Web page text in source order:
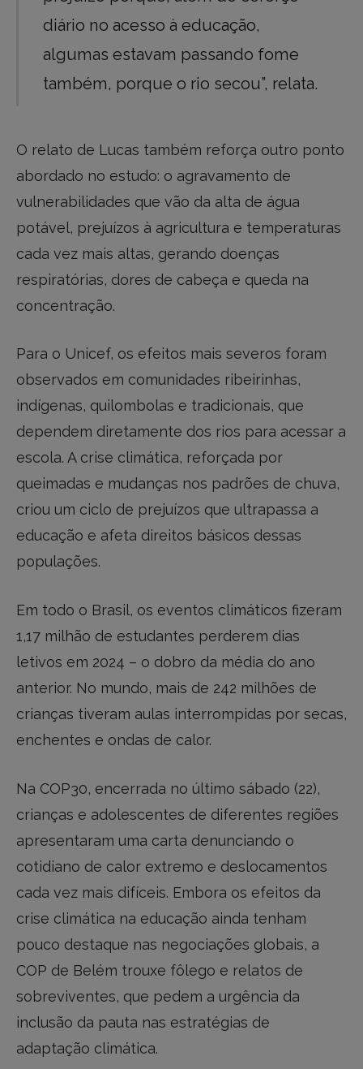
diário no acesso à educação,
algumas estavam passando fome
também, porque o rio secou”, relata.
O relato de Lucas também reforça outro ponto
abordado no estudo: o agravamento de
vulnerabilidades que vão da alta de água
potável, prejuízos à agricultura e temperaturas
cada vez mais altas, gerando doenças
respiratórias, dores de cabeça e queda na
concentração.
Para o Unicef, os efeitos mais severos foram
observados em comunidades ribeirinhas,
indígenas, quilombolas e tradicionais, que
dependem diretamente dos rios para acessar a
escola. A crise climática, reforçada por
queimadas e mudanças nos padrões de chuva,
criou um ciclo de prejuízos que ultrapassa a
educação e afeta direitos básicos dessas
populações.
Em todo o Brasil, os eventos climáticos fizeram
1,17 milhão de estudantes perderem dias
letivos em 2024 – o dobro da média do ano
anterior. No mundo, mais de 242 milhões de
crianças tiveram aulas interrompidas por secas,
enchentes e ondas de calor.
Na COP30, encerrada no último sábado (22),
crianças e adolescentes de diferentes regiões
apresentaram uma carta denunciando o
cotidiano de calor extremo e deslocamentos
cada vez mais difíceis. Embora os efeitos da
crise climática na educação ainda tenham
pouco destaque nas negociações globais, a
COP de Belém trouxe fôlego e relatos de
sobreviventes, que pedem a urgência da
inclusão da pauta nas estratégias de
adaptação climática.